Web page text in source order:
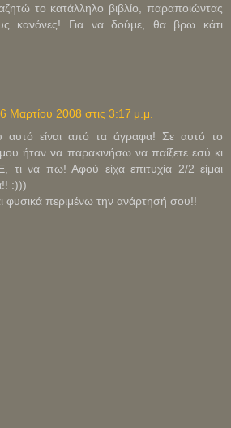
το κατάλληλο βιβλίο, παραποιώντας
κανόνες! Για να δούμε, θα βρω κάτι
Μαρτίου 2008 στις 3:17 μ.μ.
αυτό είναι από τα άγραφα! Σε αυτό το
μου ήταν να παρακινήσω να παίξετε εσύ κι
τι να πω! Αφού είχα επιτυχία 2/2 είμαι
:)))
φυσικά περιμένω την ανάρτησή σου!!